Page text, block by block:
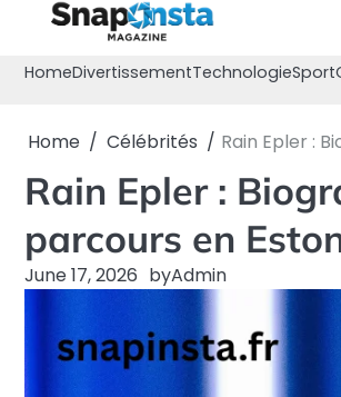
content
HomeDivertissementTechnologieSport
Home Célébrités Rain Epler :
Rain Epler :
parcours en
June 17, 2026 byAdmin